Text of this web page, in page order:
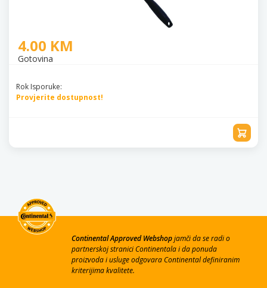
4.00 KM
Gotovina
Rok Isporuke:
Provjerite dostupnost!
Continental Approved Webshopjamči da se radi o
partnerskoj stranici Continentala i da ponuda
proizvoda i usluge odgovara Continental definiranim
kriterijima kvalitete.